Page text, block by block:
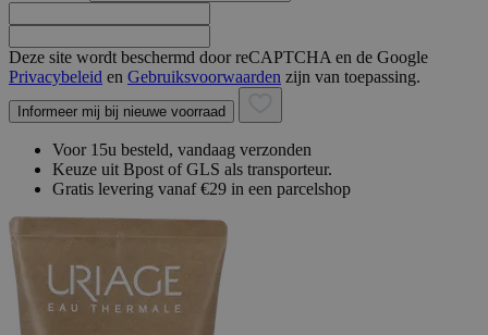
Deze site wordt beschermd door reCAPTCHA en de Google
Privacybeleid en Gebruiksvoorwaarden zijn van toepassing.
Informeer mij bij nieuwe voorraad
Voor 15u besteld, vandaag verzonden
Keuze uit Bpost of GLS als transporteur.
Gratis levering vanaf €29 in een parcelshop